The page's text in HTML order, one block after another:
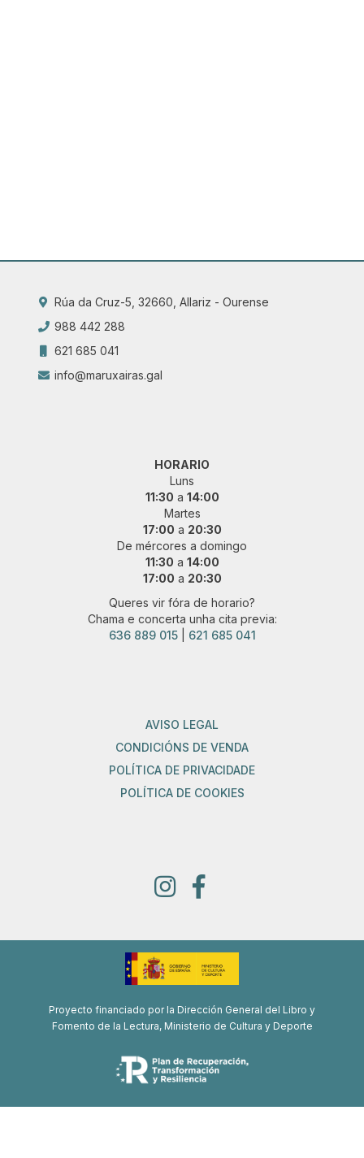
Rúa da Cruz-5, 32660, Allariz - Ourense
988 442 288
621 685 041
info@maruxairas.gal
HORARIO
Luns
11:30 a 14:00
Martes
17:00 a 20:30
De mércores a domingo
11:30 a 14:00
17:00 a 20:30
Queres vir fóra de horario?
Chama e concerta unha cita previa:
636 889 015| 621 685 041
AVISO LEGAL
CONDICIÓNS DE VENDA
POLÍTICA DE PRIVACIDADE
POLÍTICA DE COOKIES
Proyecto financiado por la Dirección General del Libro y
Fomento de la Lectura, Ministerio de Cultura y Deporte
Proyecto de recuperación, transformación y resiliencia